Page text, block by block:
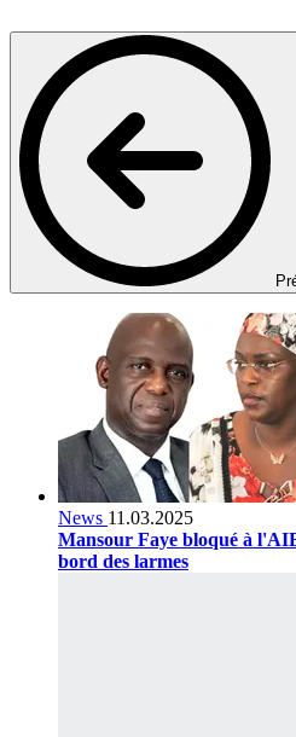
News 11.03.2025
Mansour Faye bloqué à
bord des larmes